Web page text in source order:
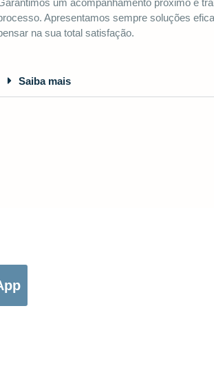
um acompanhamento próximo e
Apresentamos sempre soluções
na sua total satisfação.
Saiba mais